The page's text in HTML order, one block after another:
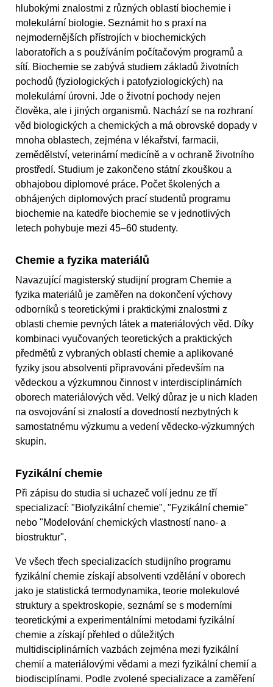
hlubokými znalostmi z různých oblastí biochemie i
molekulární biologie. Seznámit ho s praxí na
nejmodernějších přístrojích v biochemických
laboratořích a s používáním počítačovým programů a
sítí. Biochemie se zabývá studiem základů životních
pochodů (fyziologických i patofyziologických) na
molekulární úrovni. Jde o životní pochody nejen
člověka, ale i jiných organismů. Nachází se na rozhraní
věd biologických a chemických a má obrovské dopady v
mnoha oblastech, zejména v lékařství, farmacii,
zemědělství, veterinární medicíně a v ochraně životního
prostředí. Studium je zakončeno státní zkouškou a
obhajobou diplomové práce. Počet školených a
obhájených diplomových prací studentů programu
biochemie na katedře biochemie se v jednotlivých
letech pohybuje mezi 45–60 studenty.
Chemie a fyzika materiálů
Navazující magisterský studijní program Chemie a
fyzika materiálů je zaměřen na dokončení výchovy
odborníků s teoretickými i praktickými znalostmi z
oblasti chemie pevných látek a materiálových věd. Díky
kombinaci vyučovaných teoretických a praktických
předmětů z vybraných oblastí chemie a aplikované
fyziky jsou absolventi připravováni především na
vědeckou a výzkumnou činnost v interdisciplinárních
oborech materiálových věd. Velký důraz je u nich kladen
na osvojování si znalostí a dovedností nezbytných k
samostatnému výzkumu a vedení vědecko-výzkumných
skupin.
Fyzikální chemie
Při zápisu do studia si uchazeč volí jednu ze tří
specializací: "Biofyzikální chemie", "Fyzikální chemie"
nebo "Modelování chemických vlastností nano- a
biostruktur".
Ve všech třech specializacích studijního programu
fyzikální chemie získají absolventi vzdělání v oborech
jako je statistická termodynamika, teorie molekulové
struktury a spektroskopie, seznámí se s moderními
teoretickými a experimentálními metodami fyzikální
chemie a získají přehled o důležitých
multidisciplinárních vazbách zejména mezi fyzikální
chemií a materiálovými vědami a mezi fyzikální chemií a
biodisciplínami. Podle zvolené specializace a zaměření